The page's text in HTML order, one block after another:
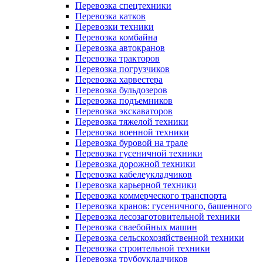
Перевозка спецтехники
Перевозка катков
Перевозки техники
Перевозка комбайна
Перевозка автокранов
Перевозка тракторов
Перевозка погрузчиков
Перевозка харвестера
Перевозка бульдозеров
Перевозка подъемников
Перевозка экскаваторов
Перевозка тяжелой техники
Перевозка военной техники
Перевозка буровой на трале
Перевозка гусеничной техники
Перевозка дорожной техники
Перевозка кабелеукладчиков
Перевозка карьерной техники
Перевозка коммерческого транспорта
Перевозка кранов: гусеничного, башенного
Перевозка лесозаготовительной техники
Перевозка сваебойных машин
Перевозка сельскохозяйственной техники
Перевозка строительной техники
Перевозка трубоукладчиков